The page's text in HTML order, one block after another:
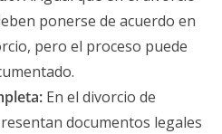
ponerse de acuerdo en
pero el proceso puede
En el divorcio de
documentos legales